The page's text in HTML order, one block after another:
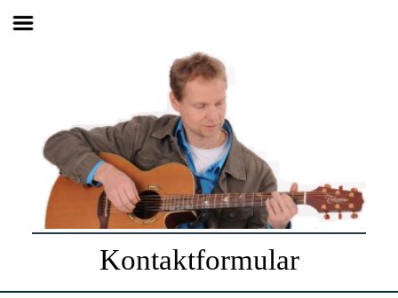
Kontaktformular